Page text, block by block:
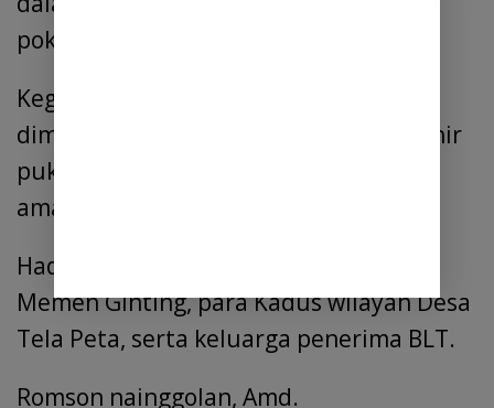
pokoknya,” urai Pelda Radiman.
Kegiatan pendistribusian BLT yang
dimulai pukul 08.30 Wib hingga berakhir
pukul 11.00 Wib, berlangsung tertib,
aman dan lancar.
Hadir di lokasi, antara lain Ketua BPD,
Memen Ginting, para Kadus wilayah Desa
Tela Peta, serta keluarga penerima BLT.
Romson nainggolan, Amd.